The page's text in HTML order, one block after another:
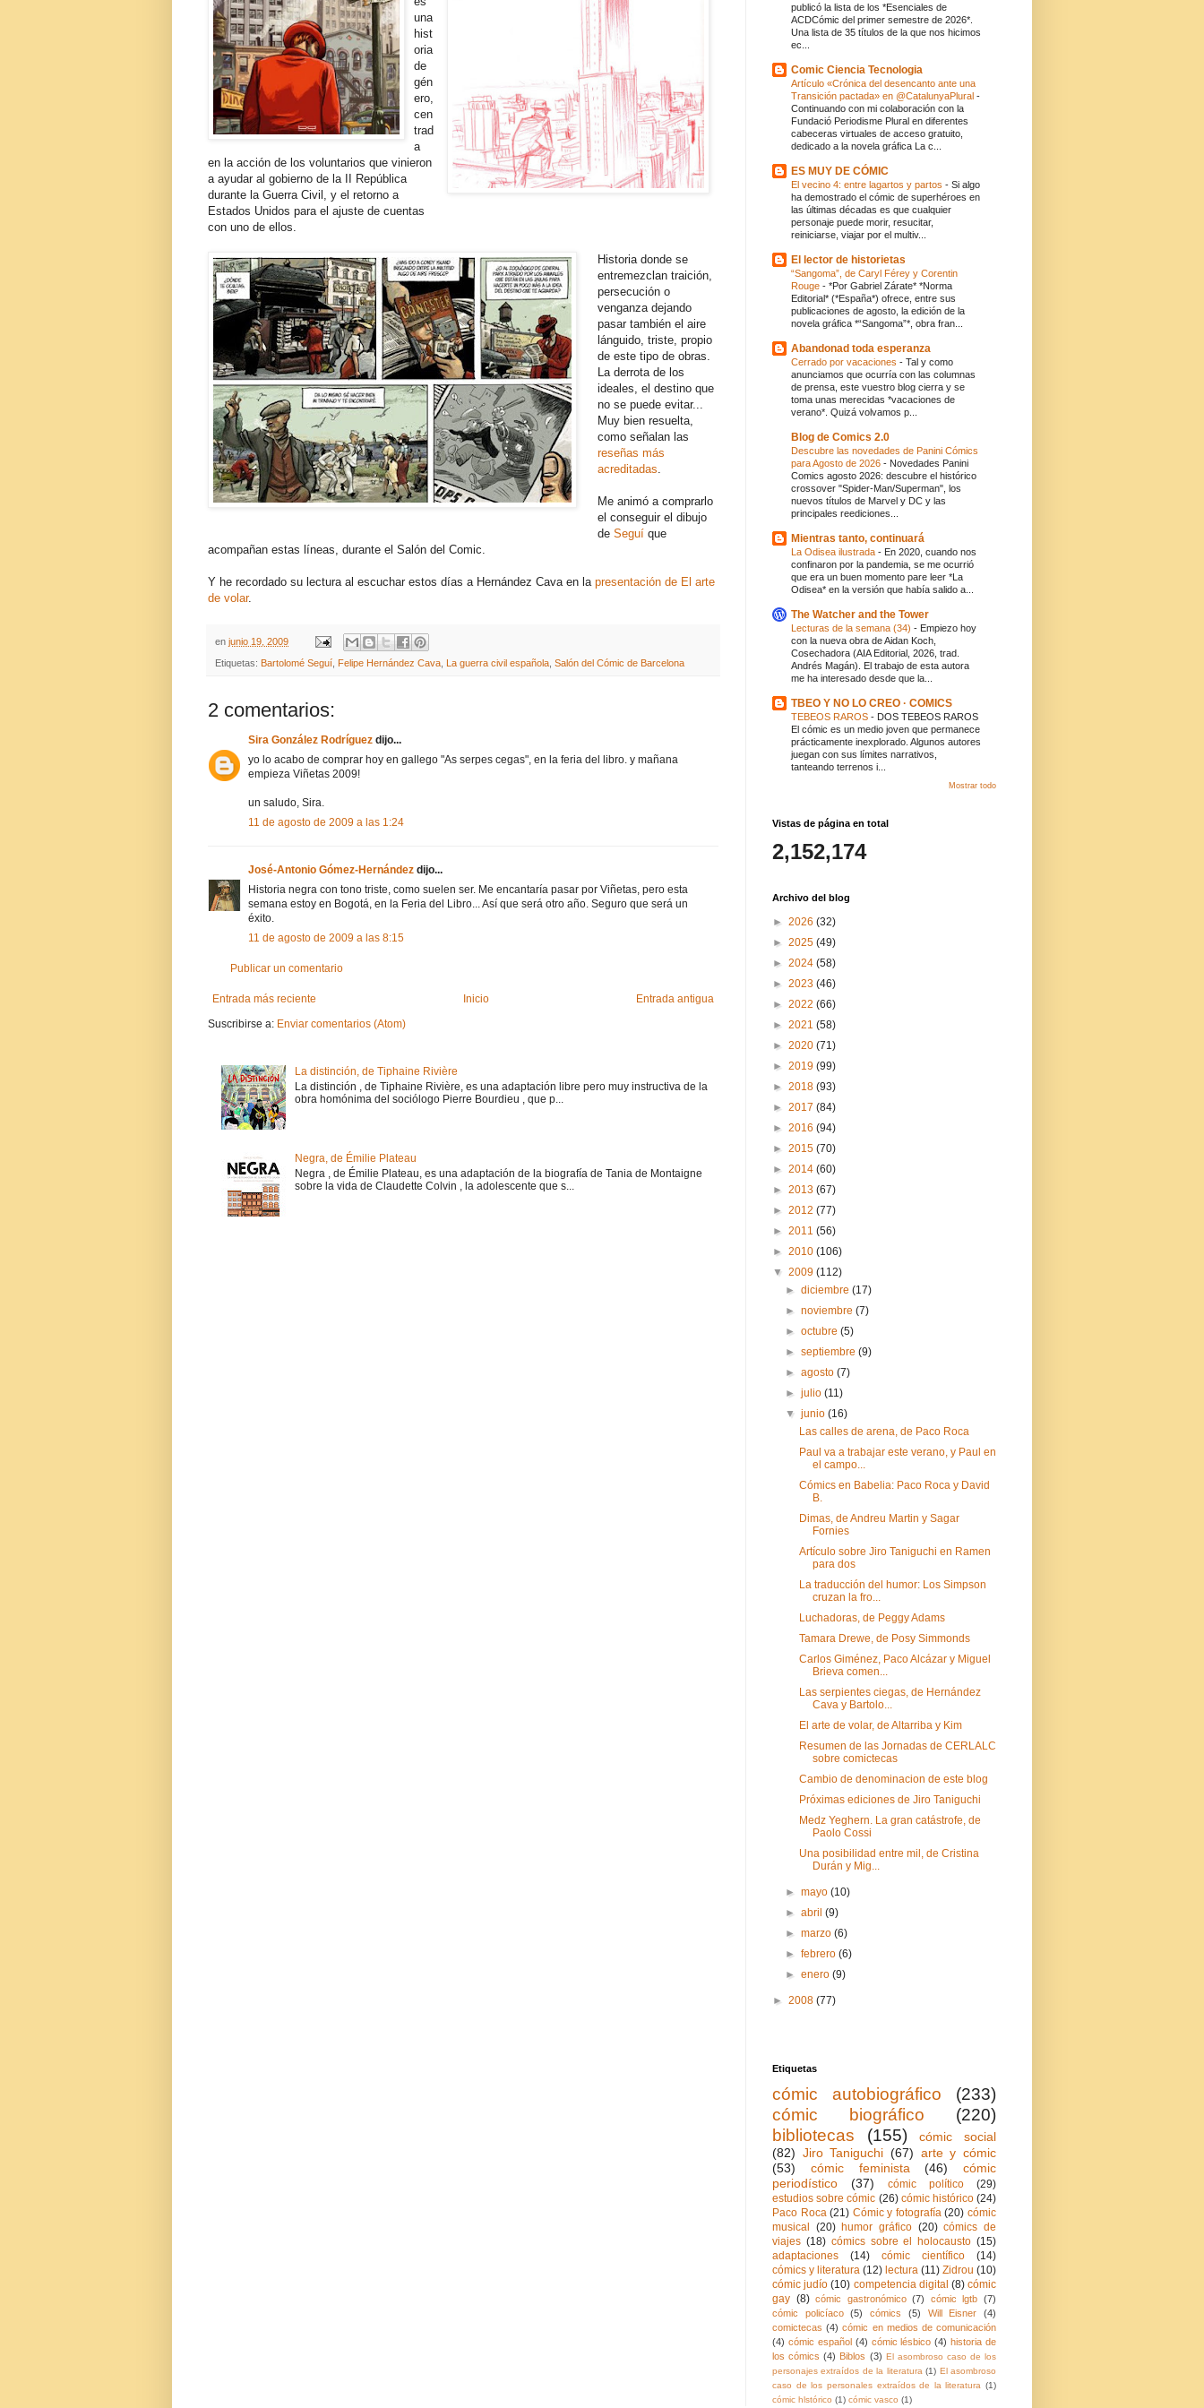
una
hist
oria
de
gén
ero,
cen
trad
a
en la acción de los voluntarios que vinieron
a ayudar al gobierno de la II República
durante la Guerra Civil, y el retorno a
Estados Unidos para el ajuste de cuentas
con uno de ellos.
Historia donde se
entremezclan traición,
persecución o
venganza dejando
pasar también el aire
lánguido, triste, propio
de este tipo de obras.
La derrota de los
ideales, el destino que
no se puede evitar...
Muy bien resuelta,
como señalan las
reseñas más
acreditadas
Me animó a comprarlo
el conseguir el dibujo
deSeguí que
acompañan estas líneas, durante el Salón del Comic.
Y he recordado su lectura al escuchar estos días a Hernández Cava en la presentación de El arte
de volar.
en junio 19, 2009
Etiquetas: Bartolomé Seguí Felipe Hernández Cava La guerra civil española Salón del Cómic de Barcelona
2 comentarios:
Sira González Rodríguez dijo...
yo lo acabo de comprar hoy en gallego "As serpes cegas", en la feria del libro. y mañana
empieza Viñetas 2009!
un saludo, Sira.
11 de agosto de 2009 a las 1:24
José-Antonio Gómez-Hernández dijo...
Historia negra con tono triste, como suelen ser. Me encantaría pasar por Viñetas, pero esta
semana estoy en Bogotá, en la Feria del Libro... Así que será otro año. Seguro que será un
éxito.
11 de agosto de 2009 a las 8:15
Publicar un comentario
Entrada más reciente Entrada antigua
Inicio
Suscribirse a: Enviar comentarios (Atom)
La distinción, de Tiphaine Rivière
La distinción , de Tiphaine Rivière, es una adaptación libre pero muy instructiva de la
obra homónima del sociólogo Pierre Bourdieu , que p...
Negra, de Émilie Plateau
Negra , de Émilie Plateau, es una adaptación de la biografía de Tania de Montaigne
sobre la vida de Claudette Colvin , la adolescente que s...
publicó la lista de los *Esenciales de
ACDCómic del primer semestre de 2026*.
Una lista de 35 títulos de la que nos hicimos
ec...
Comic Ciencia Tecnologia
Artículo «Crónica del desencanto ante una
Transición pactada» en @CatalunyaPlural -
Continuando con mi colaboración con la
Fundació Periodisme Plural en diferentes
cabeceras virtuales de acceso gratuito,
dedicado a la novela gráfica La c...
ES MUY DE CÓMIC
El vecino 4: entre lagartos y partos - Si algo
ha demostrado el cómic de superhéroes en
las últimas décadas es que cualquier
personaje puede morir, resucitar,
reiniciarse, viajar por el multiv...
El lector de historietas
“Sangoma”, de Caryl Férey y Corentin
Rouge - *Por Gabriel Zárate* *Norma
Editorial* (*España*) ofrece, entre sus
publicaciones de agosto, la edición de la
novela gráfica *“Sangoma”*, obra fran...
Abandonad toda esperanza
Cerrado por vacaciones - Tal y como
anunciamos que ocurría con las columnas
de prensa, este vuestro blog cierra y se
toma unas merecidas *vacaciones de
verano*. Quizá volvamos p...
Blog de Comics 2.0
Descubre las novedades de Panini Cómics
para Agosto de 2026 - Novedades Panini
Comics agosto 2026: descubre el histórico
crossover "Spider-Man/Superman", los
nuevos títulos de Marvel y DC y las
principales reediciones...
Mientras tanto, continuará
La Odisea ilustrada - En 2020, cuando nos
confinaron por la pandemia, se me ocurrió
que era un buen momento pare leer *La
Odisea* en la versión que había salido a...
The Watcher and the Tower
Lecturas de la semana (34) - Empiezo hoy
con la nueva obra de Aidan Koch,
Cosechadora (AIA Editorial, 2026, trad.
Andrés Magán). El trabajo de esta autora
me ha interesado desde que la...
TBEO Y NO LO CREO · COMICS
TEBEOS RAROS - DOS TEBEOS RAROS
El cómic es un medio joven que permanece
prácticamente inexplorado. Algunos autores
juegan con sus límites narrativos,
tanteando terrenos i...
Mostrar todo
Vistas de página en total
2,152,174
Archivo del blog
► 2026 (32)
► 2025 (49)
► 2024 (58)
► 2023 (46)
► 2022 (66)
► 2021 (58)
► 2020 (71)
► 2019 (99)
► 2018 (93)
► 2017 (84)
► 2016 (94)
► 2015 (70)
► 2014 (60)
► 2013 (67)
► 2012 (77)
► 2011 (56)
► 2010 (106)
▼ 2009 (112)
►diciembre(17)
►noviembre(7)
►octubre(5)
►septiembre(9)
►agosto(7)
►julio(11)
▼junio(16)
Las calles de arena, de Paco Roca
Paul va a trabajar este verano, y Paul en
el campo...
Cómics en Babelia: Paco Roca y David
B.
Dimas, de Andreu Martin y Sagar
Fornies
Artículo sobre Jiro Taniguchi en Ramen
para dos
La traducción del humor: Los Simpson
cruzan la fro...
Luchadoras, de Peggy Adams
Tamara Drewe, de Posy Simmonds
Carlos Giménez, Paco Alcázar y Miguel
Brieva comen...
Las serpientes ciegas, de Hernández
Cava y Bartolo...
El arte de volar, de Altarriba y Kim
Resumen de las Jornadas de CERLALC
sobre comictecas
Cambio de denominacion de este blog
Próximas ediciones de Jiro Taniguchi
Medz Yeghern. La gran catástrofe, de
Paolo Cossi
Una posibilidad entre mil, de Cristina
Durán y Mig...
►mayo(10)
►abril(9)
►marzo(6)
►febrero(6)
►enero(9)
► 2008 (77)
Etiquetas
cómic autobiográfico
(233)
cómic biográfico
(220)
bibliotecas
(155)
cómic social
(82) Jiro Taniguchi (67) arte y cómic
(53)
cómic feminista (46)
cómic
periodístico
(37) cómic político
(29)
estudios sobre cómic (26) cómic histórico (24)
Paco Roca (21) Cómic y fotografía (20) cómic
musical
(20) humor gráfico (20) cómics de
viajes (18) cómics sobre el holocausto (15)
adaptaciones
(14) cómic científico
(14)
cómics y literatura (12) lectura (11) Zidrou (10)
cómic judío (10) competencia digital (8) cómic
gay (8) cómic gastronómico (7) cómic lgtb (7)
cómic policíaco
(5) cómics (5) Will Eisner
(4)
comictecas (4) cómic en medios de comunicación
(4) cómic español (4) cómic lésbico (4) historia de
los cómics (4) Biblos (3) El asombroso caso de los
personajes extraídos de la literatura (1) El asombroso
caso de los personales extraídos de la literatura (1)
cómic hlstórico (1) cómic vasco (1)